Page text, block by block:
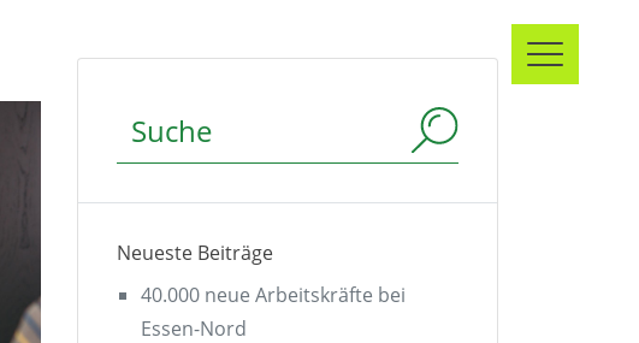
Neueste Beiträge
40.000 neue Arbeitskräfte bei
Essen-Nord